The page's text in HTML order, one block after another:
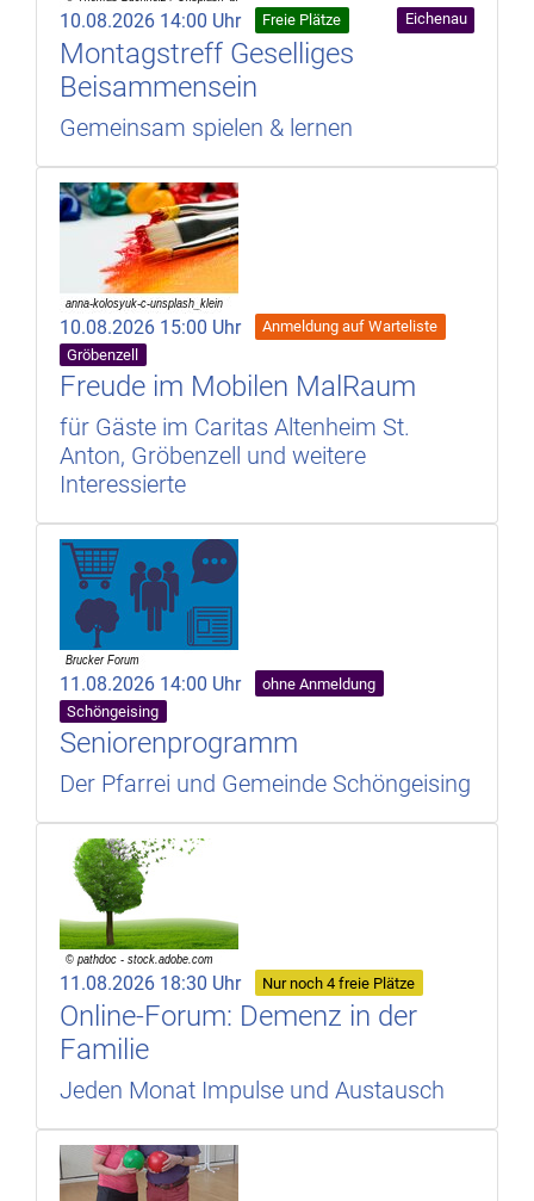
10.08.2026 14:00 Uhr Freie Plätze Eichenau
Montagstreff Geselliges
Beisammensein
Gemeinsam spielen & lernen
10.08.2026 15:00 Uhr
Anmeldung auf Warteliste
Gröbenzell
Freude im Mobilen MalRaum
für Gäste im Caritas Altenheim St.
Anton, Gröbenzell und weitere
Interessierte
11.08.2026 14:00 Uhr
ohne Anmeldung
Schöngeising
Seniorenprogramm
Der Pfarrei und Gemeinde Schöngeising
11.08.2026 18:30 Uhr Nur noch 4 freie Plätze
Online-Forum: Demenz in der
Familie
Jeden Monat Impulse und Austausch